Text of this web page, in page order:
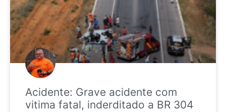
Acidente: Grave acidente com
vitima fatal, inderditado a BR 304